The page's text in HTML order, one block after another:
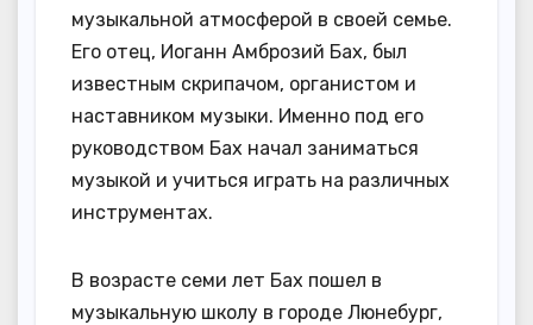
музыкальной атмосферой в своей семье.
Его отец, Иоганн Амброзий Бах, был
известным скрипачом, органистом и
наставником музыки. Именно под его
руководством Бах начал заниматься
музыкой и учиться играть на различных
инструментах.
В возрасте семи лет Бах пошел в
музыкальную школу в городе Люнебург,